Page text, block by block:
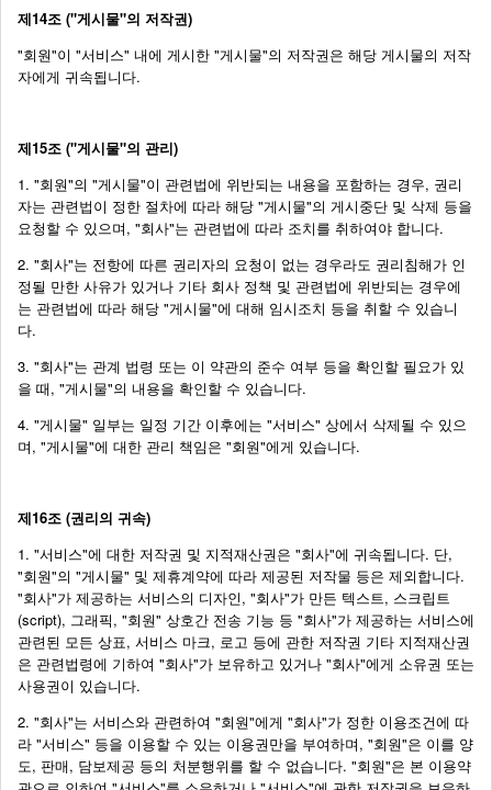
제14조 ("게시물"의 저작권)
"회원"이 "서비스" 내에 게시한 "게시물"의 저작권은 해당 게시물의 저작
자에게 귀속됩니다.
제15조 ("게시물"의 관리)
1. "회원"의 "게시물"이 관련법에 위반되는 내용을 포함하는 경우, 권리
자는 관련법이 정한 절차에 따라 해당 "게시물"의 게시중단 및 삭제 등을
요청할 수 있으며, "회사"는 관련법에 따라 조치를 취하여야 합니다.
2. "회사"는 전항에 따른 권리자의 요청이 없는 경우라도 권리침해가 인
정될 만한 사유가 있거나 기타 회사 정책 및 관련법에 위반되는 경우에
는 관련법에 따라 해당 "게시물"에 대해 임시조치 등을 취할 수 있습니
다.
3. "회사"는 관계 법령 또는 이 약관의 준수 여부 등을 확인할 필요가 있
을 때, "게시물"의 내용을 확인할 수 있습니다.
4. "게시물" 일부는 일정 기간 이후에는 "서비스" 상에서 삭제될 수 있으
며, "게시물"에 대한 관리 책임은 "회원"에게 있습니다.
제16조 (권리의 귀속)
1. "서비스"에 대한 저작권 및 지적재산권은 "회사"에 귀속됩니다. 단,
"회원"의 "게시물" 및 제휴계약에 따라 제공된 저작물 등은 제외합니다.
"회사"가 제공하는 서비스의 디자인, "회사"가 만든 텍스트, 스크립트
(script), 그래픽, "회원" 상호간 전송 기능 등 "회사"가 제공하는 서비스에
관련된 모든 상표, 서비스 마크, 로고 등에 관한 저작권 기타 지적재산권
은 관련법령에 기하여 "회사"가 보유하고 있거나 "회사"에게 소유권 또는
사용권이 있습니다.
2. "회사"는 서비스와 관련하여 "회원"에게 "회사"가 정한 이용조건에 따
라 "서비스" 등을 이용할 수 있는 이용권만을 부여하며, "회원"은 이를 양
도, 판매, 담보제공 등의 처분행위를 할 수 없습니다. "회원"은 본 이용약